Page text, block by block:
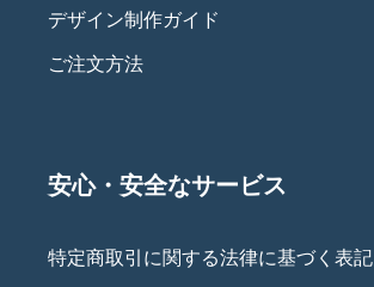
デザイン制作ガイド
ご注文方法
安心・安全なサービス
特定商取引に関する法律に基づく表記